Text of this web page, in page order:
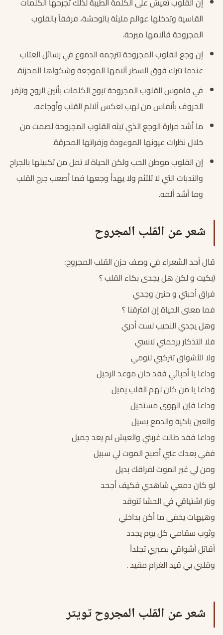
القاسية وتدخلها عوالم مليئة بالوحشة، فرفقاً بالقلوب
المجروحة فآلامها مبرحة.
إن وجع القلوب المجروحة تترجمه الدموع في رسائل العتاب
عندما تترك فوق السطر آلامها الموجعة وشكواها المحزنة.
في قاموس القلوب المجروحة تبوح الكلمات بأنين الروح وتزفر
الحروف بأنفاس من لهب تعكس آلالم القلب وأوجاعه.
ما أشد مرارة الوجع الذي تبثه القلوب المجروحة لصمت من
خلال نظرات عيونها الموءودة وزفراتها المحرقة.
إن القلوب موطن الحب ولكن الحياة لا تمل من تكبيلها بالجراح
والندبات التي لا تلتئم ولا يهدأ وجعها فما أصعب جرح القلب
وما أشد ألمه.
شعر عن القلب المجروح
قال أحد الشعراء في وصف حزن القلب المجروح:
(بكيت و لكن هل يجدى بكاء القلب ؟
فراق أحبتي و حنين وجدي
فما معنى الحياة إن افترقنا ؟
وهل يجدي النحيب لست أدري
فلا التذكار يرحمني لانسي
ولا الأشواق تتركبي لنومي
وداعا يا أحبائي فقد حان موعد الرحيل
وَداعا يا من كان لهم القلب يميل
وداعا فإن الهوى مستحيل
والعين باكية والدمع يسيل
وداعا فقد طالت غربتي والعيش لم يعد جميل
ففي بعدك عني أصبح الموت لي سبيل
ومن لي غير الموت لفراقك بديل
لو كان دمعي شاهدي فكيف أجحد
ونار اشتياقي في الحشا تتوقد
وهيهات يخفى ما أكن بداخلي
وثوب سقامي كل يوم يجدد
أقاتل أشواقي بصبري تجلداً
وقلبي بي قيد الغرام مقيد .
شعر عن القلب المجروح تويتر